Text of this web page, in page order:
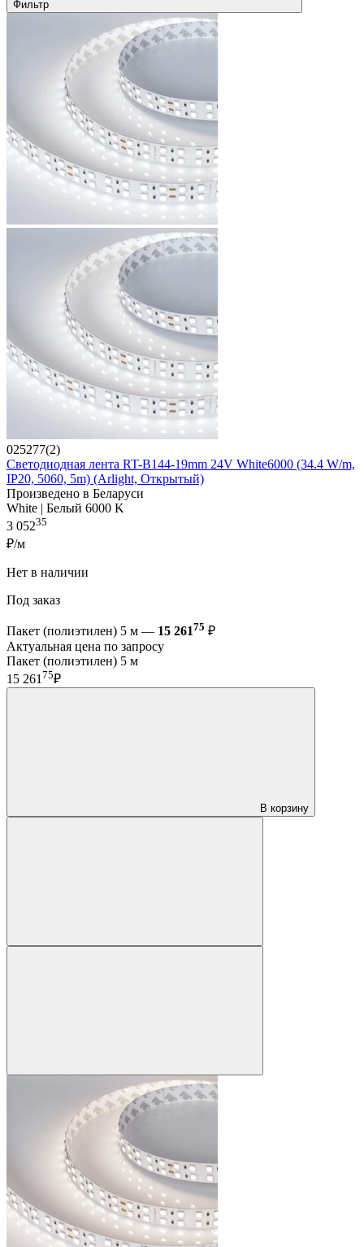
Фильтр
025277(2)
Светодиодная лента RT-B144-19mm 24V White6000 (34.4 W/m,
IP20, 5060, 5m) (Arlight, Открытый)
Произведено в Беларуси
White | Белый 6000 K
3 05235
₽/м
Нет в наличии
Под заказ
Пакет (полиэтилен) 5 м — 15 26175 ₽
Актуальная цена по запросу
Пакет (полиэтилен) 5 м
15 26175₽
В корзину